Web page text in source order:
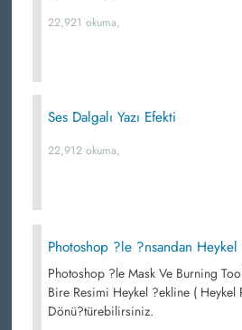
22,921 okuma,
Ses Dalgalı Yazı Efekti
22,912 okuma,
Photoshop ?le ?nsandan Heykel
Photoshop ?le Mask Ve Burning
Bire Resimi Heykel ?ekline (
Dönü?türebilirsiniz.